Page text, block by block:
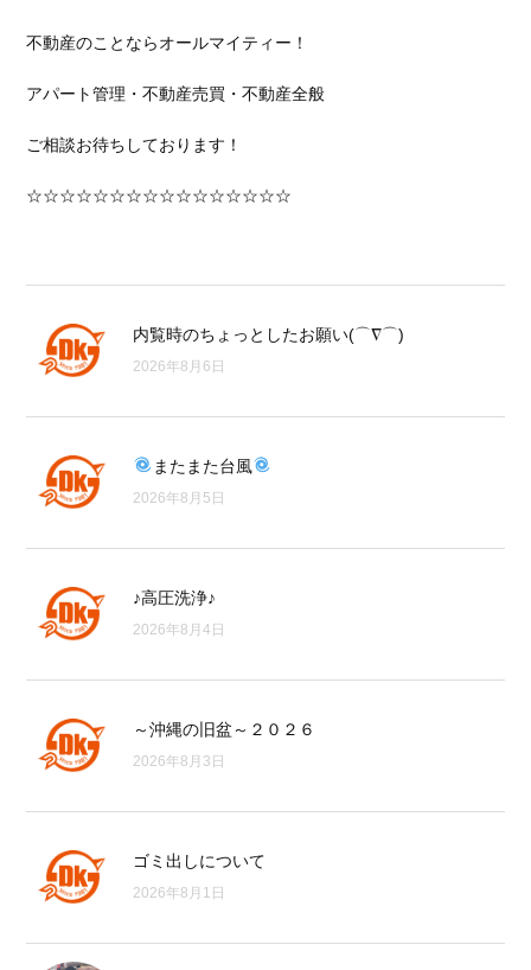
不動産のことならオールマイティー！
アパート管理・不動産売買・不動産全般
ご相談お待ちしております！
☆☆☆☆☆☆☆☆☆☆☆☆☆☆☆☆
内覧時のちょっとしたお願い(⌒∇⌒)
2026年8月6日
またまた台風
2026年8月5日
♪高圧洗浄♪
2026年8月4日
～沖縄の旧盆～２０２６
2026年8月3日
ゴミ出しについて
2026年8月1日